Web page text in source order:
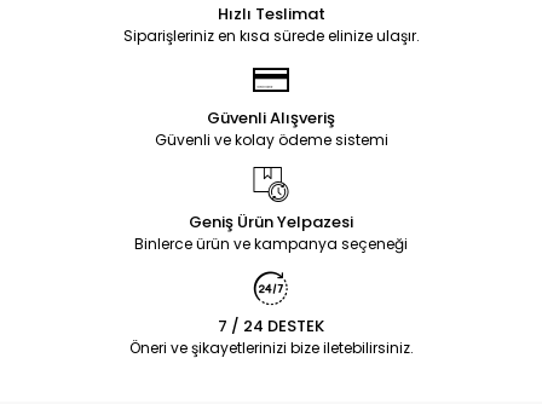
Hızlı Teslimat
Siparişleriniz en kısa sürede elinize ulaşır.
Güvenli Alışveriş
Güvenli ve kolay ödeme sistemi
Geniş Ürün Yelpazesi
Binlerce ürün ve kampanya seçeneği
7 / 24 DESTEK
Öneri ve şikayetlerinizi bize iletebilirsiniz.